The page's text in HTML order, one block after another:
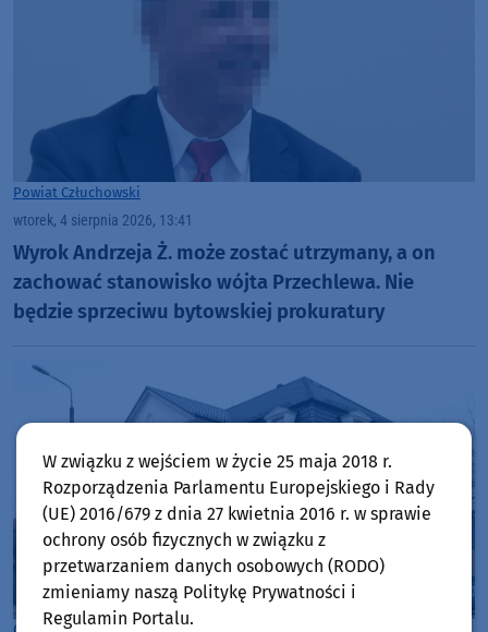
Powiat Człuchowski
wtorek, 4 sierpnia 2026, 13:41
Wyrok Andrzeja Ż. może zostać utrzymany, a on
zachować stanowisko wójta Przechlewa. Nie
będzie sprzeciwu bytowskiej prokuratury
W związku z wejściem w życie 25 maja 2018 r.
Rozporządzenia Parlamentu Europejskiego i Rady
(UE) 2016/679 z dnia 27 kwietnia 2016 r. w sprawie
ochrony osób fizycznych w związku z
przetwarzaniem danych osobowych (RODO)
zmieniamy naszą Politykę Prywatności i
Regulamin Portalu.